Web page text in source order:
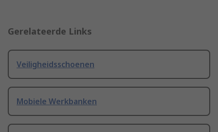
Gerelateerde Links
Veiligheidsschoenen
Mobiele Werkbanken